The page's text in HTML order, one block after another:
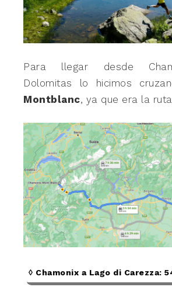
Para llegar desde
Dolomitas lo hicimos
Montblanc, ya que era la
◊ Chamonix a Lago di Carezza: